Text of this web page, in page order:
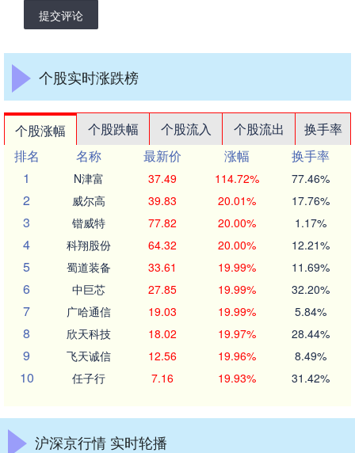
提交评论
个股实时涨跌榜
个股涨幅 个股跌幅 个股流入 个股流出
换手率
排名
名称 最新价 涨幅
换手率
1
N津富 37.49 114.72% 77.46%
2 威尔高 39.83 20.01% 17.76%
3 锴威特 77.82 20.00% 1.17%
4 科翔股份 64.32 20.00% 12.21%
5 蜀道装备 33.61 19.99% 11.69%
6 中巨芯 27.85 19.99% 32.20%
7 广哈通信 19.03 19.99% 5.84%
8 欣天科技 18.02 19.97% 28.44%
9 飞天诚信 12.56 19.96% 8.49%
10 任子行 7.16 19.93% 31.42%
沪深京行情 实时轮播